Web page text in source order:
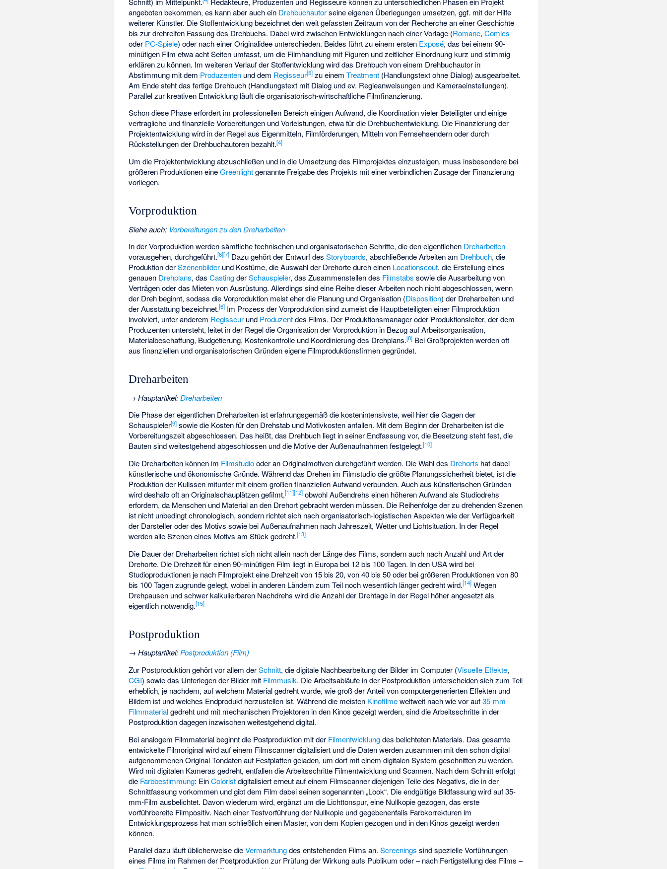
angeboten bekommen, es kann aber auch ein Drehbuchautorseine eigenen Überlegungen umsetzen, ggf. mit der Hilfe
weiterer Künstler. Die Stoffentwicklung bezeichnet den weit gefassten Zeitraum von der Recherche an einer Geschichte
bis zur drehreifen Fassung des Drehbuchs. Dabei wird zwischen Entwicklungen nach einer Vorlage (Romane,Comics
oder PC-Spiele) oder nach einer Originalidee unterschieden. Beides führt zu einem ersten Exposé, das bei einem 90-
minütigen Film etwa acht Seiten umfasst, um die Filmhandlung mit Figuren und zeitlicher Einordnung kurz und stimmig
erklären zu können. Im weiteren Verlauf der Stoffentwicklung wird das Drehbuch von einem Drehbuchautor in
Abstimmung mit dem Produzenten und dem Regisseur[5] zu einemTreatment (Handlungstext ohne Dialog) ausgearbeitet.
Am Ende steht das fertige Drehbuch (Handlungstext mit Dialog und ev. Regieanweisungen und Kameraeinstellungen).
Parallel zur kreativen Entwicklung läuft die organisatorisch-wirtschaftliche Filmfinanzierung.
Schon diese Phase erfordert im professionellen Bereich einigen Aufwand, die Koordination vieler Beteiligter und einige
vertragliche und finanzielle Vorbereitungen und Vorleistungen, etwa für die Drehbuchentwicklung. Die Finanzierung der
Projektentwicklung wird in der Regel aus Eigenmitteln, Filmförderungen, Mitteln von Fernsehsendern oder durch
Rückstellungen der Drehbuchautoren bezahlt.[4]
Um die Projektentwicklung abzuschließen und in die Umsetzung des Filmprojektes einzusteigen, muss insbesondere bei
größeren Produktionen eineGreenlightgenannte Freigabe des Projekts mit einer verbindlichen Zusage der Finanzierung
vorliegen.
Vorproduktion
Siehe auch: Vorbereitungen zu den Dreharbeiten
In der Vorproduktion werden sämtliche technischen und organisatorischen Schritte, die den eigentlichen Dreharbeiten
vorausgehen, durchgeführt.[6][7] Dazu gehört der Entwurf desStoryboards, abschließende Arbeiten am Drehbuch, die
Produktion derSzenenbilder und Kostüme, die Auswahl der Drehorte durch einen Locationscout, die Erstellung eines
genauen Drehplans, dasCastingderSchauspieler, das Zusammenstellen des Filmstabs sowie die Ausarbeitung von
Verträgen oder das Mieten von Ausrüstung. Allerdings sind eine Reihe dieser Arbeiten noch nicht abgeschlossen, wenn
der Dreh beginnt, sodass die Vorproduktion meist eher die Planung und Organisation (Disposition) der Dreharbeiten und
der Ausstattung bezeichnet.[6] Im Prozess der Vorproduktion sind zumeist die Hauptbeteiligten einer Filmproduktion
involviert, unter anderem Regisseur und Produzentdes Films. Der Produktionsmanager oder Produktionsleiter, der dem
Produzenten untersteht, leitet in der Regel die Organisation der Vorproduktion in Bezug auf Arbeitsorganisation,
Materialbeschaffung, Budgetierung, Kostenkontrolle und Koordinierung des Drehplans.[8] Bei Großprojekten werden oft
aus finanziellen und organisatorischen Gründen eigene Filmproduktionsfirmen gegründet.
Dreharbeiten
→Hauptartikel:Dreharbeiten
Die Phase der eigentlichen Dreharbeiten ist erfahrungsgemäß die kostenintensivste, weil hier die Gagen der
Schauspieler[9] sowie die Kosten für den Drehstab und Motivkosten anfallen. Mit dem Beginn der Dreharbeiten ist die
Vorbereitungszeit abgeschlossen. Das heißt, das Drehbuch liegt in seiner Endfassung vor, die Besetzung steht fest, die
Bauten sind weitestgehend abgeschlossen und die Motive der Außenaufnahmen festgelegt.[10]
Die Dreharbeiten können im Filmstudiooder an Originalmotiven durchgeführt werden. Die Wahl des Drehorts hat dabei
künstlerische und ökonomische Gründe. Während das Drehen im Filmstudio die größte Planungssicherheit bietet, ist die
Produktion der Kulissen mitunter mit einem großen finanziellen Aufwand verbunden. Auch aus künstlerischen Gründen
wird deshalb oft an Originalschauplätzen gefilmt,[11][12] obwohl Außendrehs einen höheren Aufwand als Studiodrehs
erfordern, da Menschen und Material an den Drehort gebracht werden müssen. Die Reihenfolge der zu drehenden Szenen
ist nicht unbedingt chronologisch, sondern richtet sich nach organisatorisch-logistischen Aspekten wie der Verfügbarkeit
der Darsteller oder des Motivs sowie bei Außenaufnahmen nach Jahreszeit, Wetter und Lichtsituation. In der Regel
werden alle Szenen eines Motivs am Stück gedreht.[13]
Die Dauer der Dreharbeiten richtet sich nicht allein nach der Länge des Films, sondern auch nach Anzahl und Art der
Drehorte. Die Drehzeit für einen 90-minütigen Film liegt in Europa bei 12 bis 100 Tagen. In den USA wird bei
Studioproduktionen je nach Filmprojekt eine Drehzeit von 15 bis 20, von 40 bis 50 oder bei größeren Produktionen von 80
bis 100 Tagen zugrunde gelegt, wobei in anderen Ländern zum Teil noch wesentlich länger gedreht wird.[14] Wegen
Drehpausen und schwer kalkulierbaren Nachdrehs wird die Anzahl der Drehtage in der Regel höher angesetzt als
eigentlich notwendig.[15]
Postproduktion
→Hauptartikel:Postproduktion (Film)
Zur Postproduktion gehört vor allem derSchnitt, die digitale Nachbearbeitung der Bilder im Computer (Visuelle Effekte,
CGI) sowie das Unterlegen der Bilder mit Filmmusik. Die Arbeitsabläufe in der Postproduktion unterscheiden sich zum Teil
erheblich, je nachdem, auf welchem Material gedreht wurde, wie groß der Anteil von computergenerierten Effekten und
Bildern ist und welches Endprodukt herzustellen ist. Während die meisten Kinofilmeweltweit nach wie vor auf35-mm-
Filmmaterialgedreht und mit mechanischen Projektoren in den Kinos gezeigt werden, sind die Arbeitsschritte in der
Postproduktion dagegen inzwischen weitestgehend digital.
Bei analogem Filmmaterial beginnt die Postproduktion mit der Filmentwicklungdes belichteten Materials. Das gesamte
entwickelte Filmoriginal wird auf einem Filmscannerdigitalisiert und die Daten werden zusammen mit den schon digital
aufgenommenen Original-Tondaten auf Festplatten geladen, um dort mit einem digitalen System geschnitten zu werden.
Wird mit digitalen Kameras gedreht, entfallen die Arbeitsschritte Filmentwicklung und Scannen. Nach dem Schnitt erfolgt
die Farbbestimmung: EinColoristdigitalisiert erneut auf einem Filmscanner diejenigen Teile des Negativs, die in der
Schnittfassung vorkommen und gibt dem Film dabei seinen sogenannten „Look“. Die endgültige Bildfassung wird auf 35-
mm-Film ausbelichtet. Davon wiederum wird, ergänzt um die Lichttonspur, eine Nullkopiegezogen, das erste
vorführbereite Filmpositiv. Nach einer Testvorführung der Nullkopie und gegebenenfalls Farbkorrekturen im
Entwicklungsprozess hat man schließlich einen Master, von dem Kopien gezogen und in den Kinos gezeigt werden
können.
Parallel dazu läuft üblicherweise dieVermarktungdes entstehenden Films an.Screenings sind spezielle Vorführungen
eines Films im Rahmen der Postproduktion zur Prüfung der Wirkung aufs Publikum oder – nach Fertigstellung des Films –